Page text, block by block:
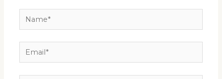
Name*
Email*